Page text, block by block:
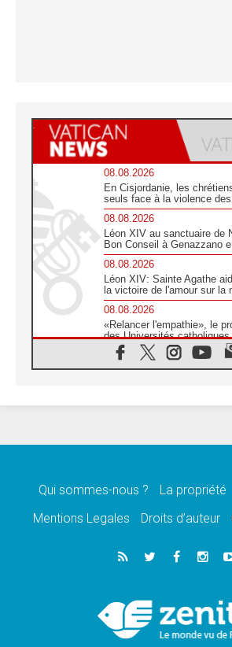
08.08.2026
En Cisjordanie, les
seuls face à la violence
08.08.2026
Léon XIV au sanctuaire de
Bon Conseil à Genazzano
08.08.2026
Léon XIV: Sainte Agathe
la victoire de l'amour sur la
08.08.2026
«Relancer l'empathie», le
des Universités catholiques
08.08.2026
Signis 2026, donner la
07.08.2026
07.08.2026
de l'Assomption et
«La paix commence par
le cardinal Parolin
En Colombie, «la paix ne
une signature»
Qui sommes-nous ? La propriété
Mentions Legales
Droits d’auteur